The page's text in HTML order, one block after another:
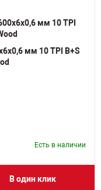
мм 10 TPI B+S
Есть в наличии
В один клик